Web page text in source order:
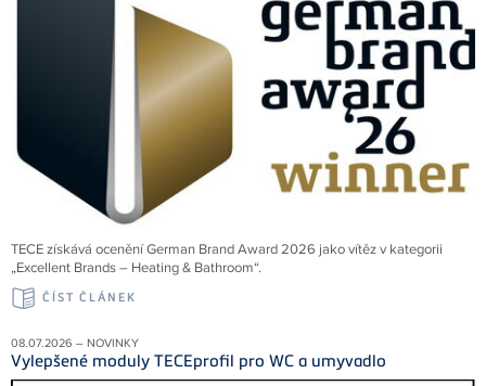
TECE získává ocenění German Brand Award 2026 jako vítěz v kategorii
„Excellent Brands – Heating & Bathroom“.
ČÍST ČLÁNEK
08.07.2026 – NOVINKY
Vylepšené moduly TECEprofil pro WC a umyvadlo